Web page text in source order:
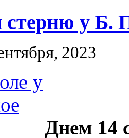
у Б.
2023
Днем 14